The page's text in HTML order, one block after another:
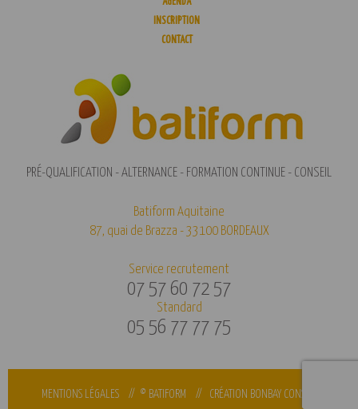
AGENDA
INSCRIPTION
CONTACT
PRÉ-QUALIFICATION - ALTERNANCE - FORMATION CONTINUE - CONSEIL
Batiform Aquitaine
87, quai de Brazza - 33100 BORDEAUX
Service recrutement
07 57 60 72 57
Standard
05 56 77 77 75
MENTIONS LÉGALES// © BATIFORM // CRÉATION BONBAY CONSEIL